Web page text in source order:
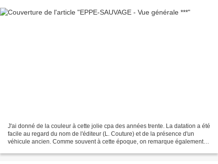
J'ai donné de la couleur à cette jolie cpa des années trente. La datation a été
facile au regard du nom de l'éditeur (L. Couture) et de la présence d'un
véhicule ancien. Comme souvent à cette époque, on remarque également